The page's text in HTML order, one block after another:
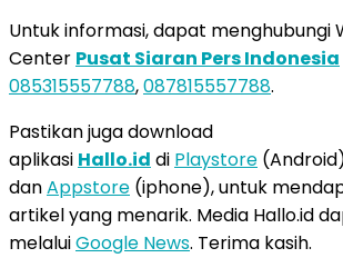
Untuk informasi, dapat menghubungi
Center Pusat Siaran Pers Indonesia
085315557788,087815557788.
Pastikan juga download
aplikasi Hallo.id di Playstore
danAppstore (iphone), untuk
artikel yang menarik. Media Hallo.id
melaluiGoogle News. Terima kasih.